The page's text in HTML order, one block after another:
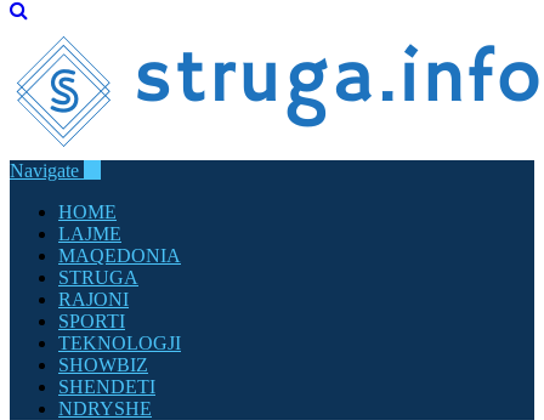
Navigate
HOME
LAJME
MAQEDONIA
STRUGA
RAJONI
SPORTI
TEKNOLOGJI
SHOWBIZ
SHENDETI
NDRYSHE